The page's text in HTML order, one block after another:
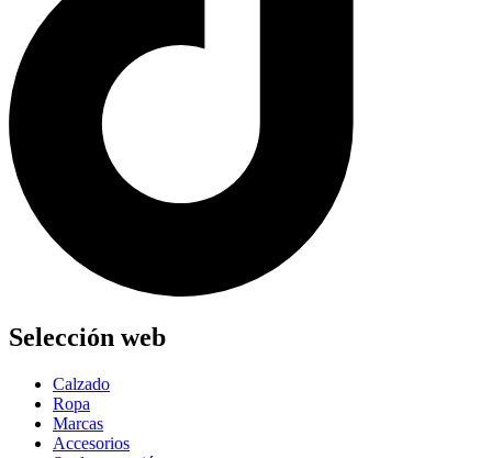
Selección web
Calzado
Ropa
Marcas
Accesorios